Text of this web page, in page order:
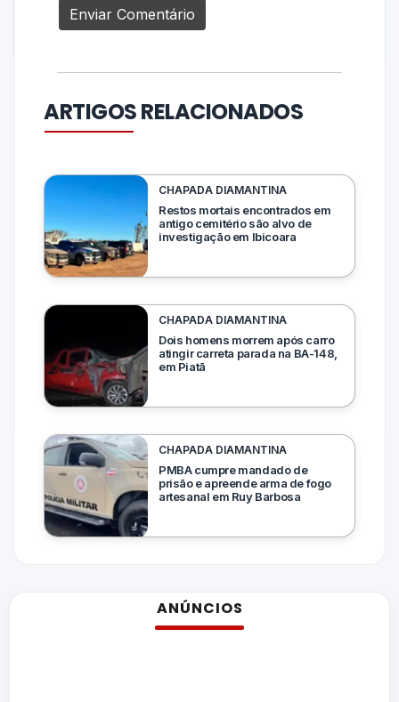
ARTIGOS RELACIONADOS
CHAPADA DIAMANTINA
Restos mortais encontrados em
antigo cemitério são alvo de
investigação em Ibicoara
CHAPADA DIAMANTINA
Dois homens morrem após carro
atingir carreta parada na BA-148,
em Piatã
CHAPADA DIAMANTINA
PMBA cumpre mandado de
prisão e apreende arma de fogo
artesanal em Ruy Barbosa
ANÚNCIOS